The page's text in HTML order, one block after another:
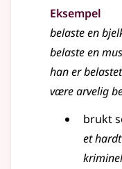
Eksempel
belasteen
belasteen
han erbelastet
være arvelig
brukt
et hardt